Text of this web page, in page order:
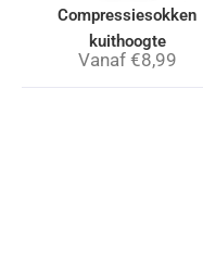
Compressiesokken
kuithoogte
Vanaf €8,99